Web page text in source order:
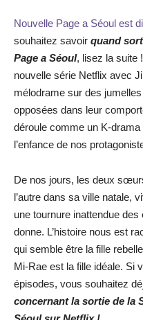
Nouvelle Page a Séoul est
souhaitez savoir quand
Page a Séoul, lisez la suite !
nouvelle série Netflix avec
mélodrame sur des
opposées dans leur
déroule comme un K-
l’enfance de nos
De nos jours, les deux
l’autre dans sa ville natale,
une tournure inattendue
donne. L’histoire nous est
qui semble être la fille
Mi-Rae est la fille idéale. Si
épisodes, vous souhaitez
concernant la sortie de la